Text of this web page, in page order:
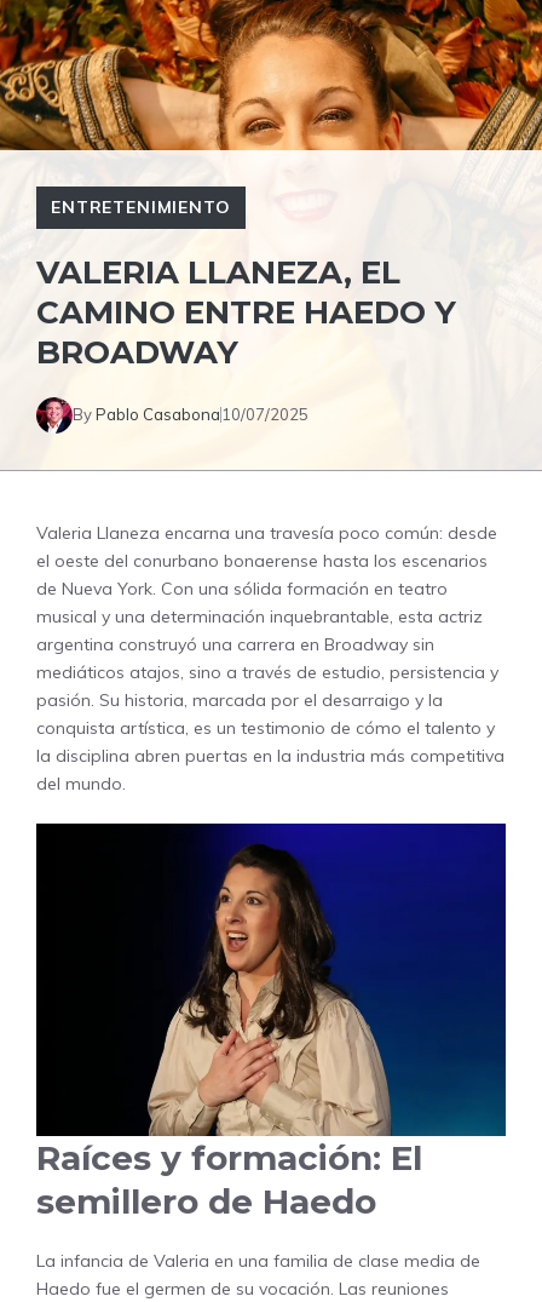
ENTRETENIMIENTO
VALERIA LLANEZA, EL
CAMINO ENTRE HAEDO Y
BROADWAY
ByPablo Casabona 10/07/2025
Valeria Llaneza encarna una travesía poco común: desde
el oeste del conurbano bonaerense hasta los escenarios
de Nueva York. Con una sólida formación en teatro
musical y una determinación inquebrantable, esta actriz
argentina construyó una carrera en Broadway sin
mediáticos atajos, sino a través de estudio, persistencia y
pasión. Su historia, marcada por el desarraigo y la
conquista artística, es un testimonio de cómo el talento y
la disciplina abren puertas en la industria más competitiva
del mundo.
Raíces y formación: El
semillero de Haedo
La infancia de Valeria en una familia de clase media de
Haedo fue el germen de su vocación. Las reuniones